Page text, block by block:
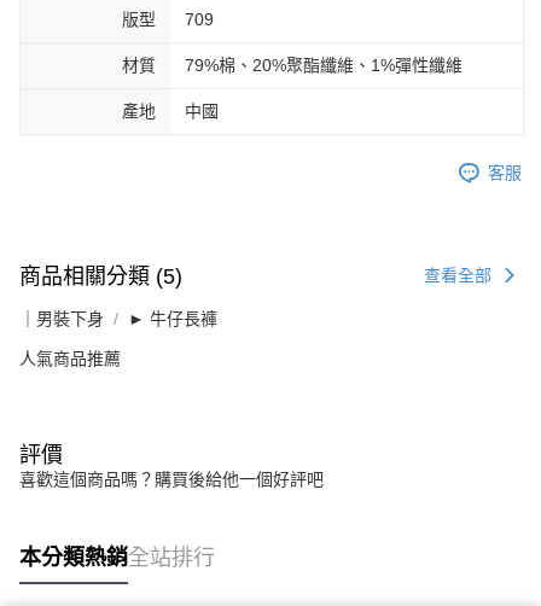
版型 709
材質 79%棉、20%聚酯纖維、1%彈性纖維
產地 中國
客服
商品相關分類 (5) 查看全部
｜男裝下身 ► 牛仔長褲
人氣商品推薦
評價
喜歡這個商品嗎？購買後給他一個好評吧
本分類熱銷全站排行